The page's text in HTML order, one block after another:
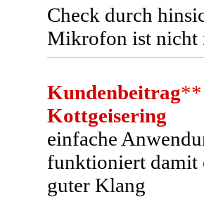
Check durch
Mikrofon ist nicht
Kundenbeitrag**
Kottgeisering
einfache
funktioniert damit
guter Klang